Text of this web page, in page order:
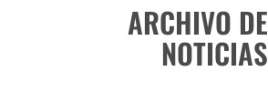
ARCHIVO DE
NOTICIAS